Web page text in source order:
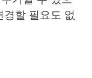
할 필요도 없